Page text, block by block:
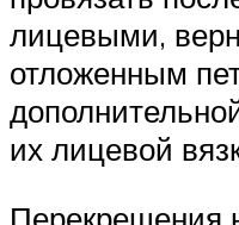
лицевыми,
отложенным
их лицевой
Перекрещения